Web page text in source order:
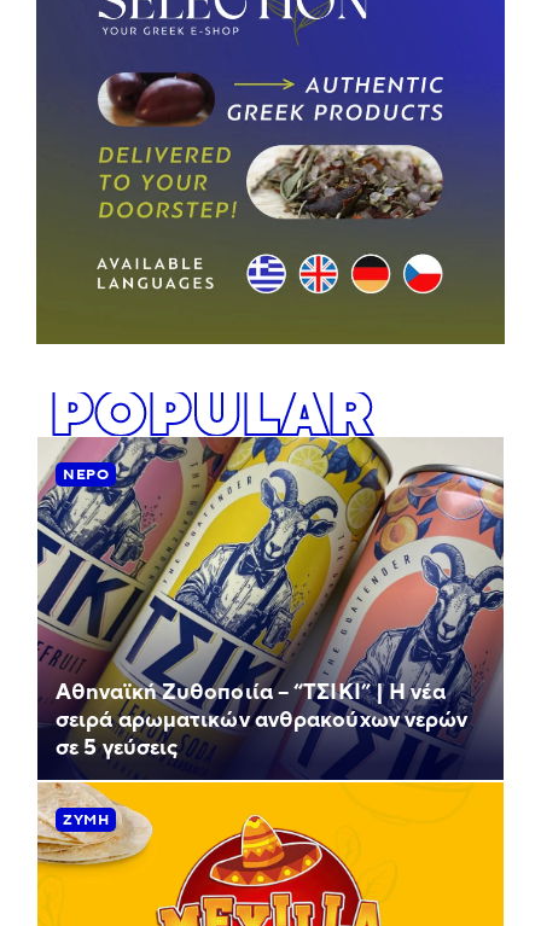
POPULAR
ΝΕΡΌ
Αθηναϊκή Ζυθοποιία – “ΤΣΙΚΙ” | Η νέα
σειρά αρωματικών ανθρακούχων νερών
σε 5 γεύσεις
ΖΎΜΗ